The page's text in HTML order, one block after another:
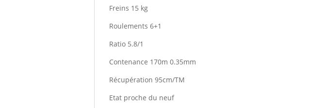
Freins 15 kg
Roulements 6+1
Ratio 5.8/1
Contenance 170m 0.35mm
Récupération 95cm/TM
Etat proche du neuf